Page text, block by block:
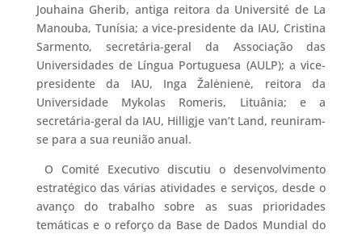
Jouhaina Gherib, antiga reitora da Université de La
Manouba, Tunísia; a vice-presidente da IAU, Cristina
Sarmento, secretária-geral da Associação das
Universidades de Língua Portuguesa (AULP); a vice-
presidente da IAU, Inga Žalėnienė, reitora da
Universidade Mykolas Romeris, Lituânia; e a
secretária-geral da IAU, Hilligje van’t Land, reuniram-
se para a sua reunião anual.
O Comité Executivo discutiu o desenvolvimento
estratégico das várias atividades e serviços, desde o
avanço do trabalho sobre as suas prioridades
temáticas e o reforço da Base de Dados Mundial do